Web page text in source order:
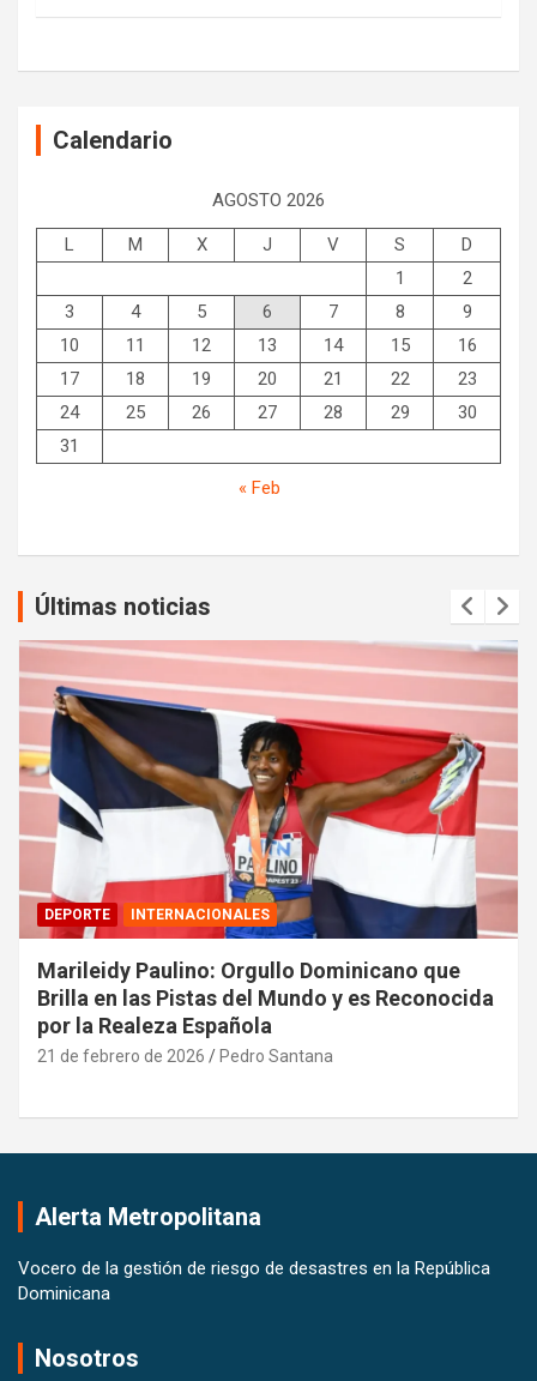
Calendario
AGOSTO 2026
L M X J V S
D
1
2
3
4 5 6 7 8
9
10
11 12 13 14 15
16
17
18 19 20 21 22
23
24
25 26 27 28 29
30
31
« Feb
Últimas noticias
DEPORTE INTERNACIONALES
Marileidy Paulino: Orgullo Dominicano que
Brilla en las Pistas del Mundo y es Reconocida
por la Realeza Española
21 de febrero de 2026 Pedro Santana
Alerta Metropolitana
Vocero de la gestión de riesgo de desastres en la República
Dominicana
Nosotros